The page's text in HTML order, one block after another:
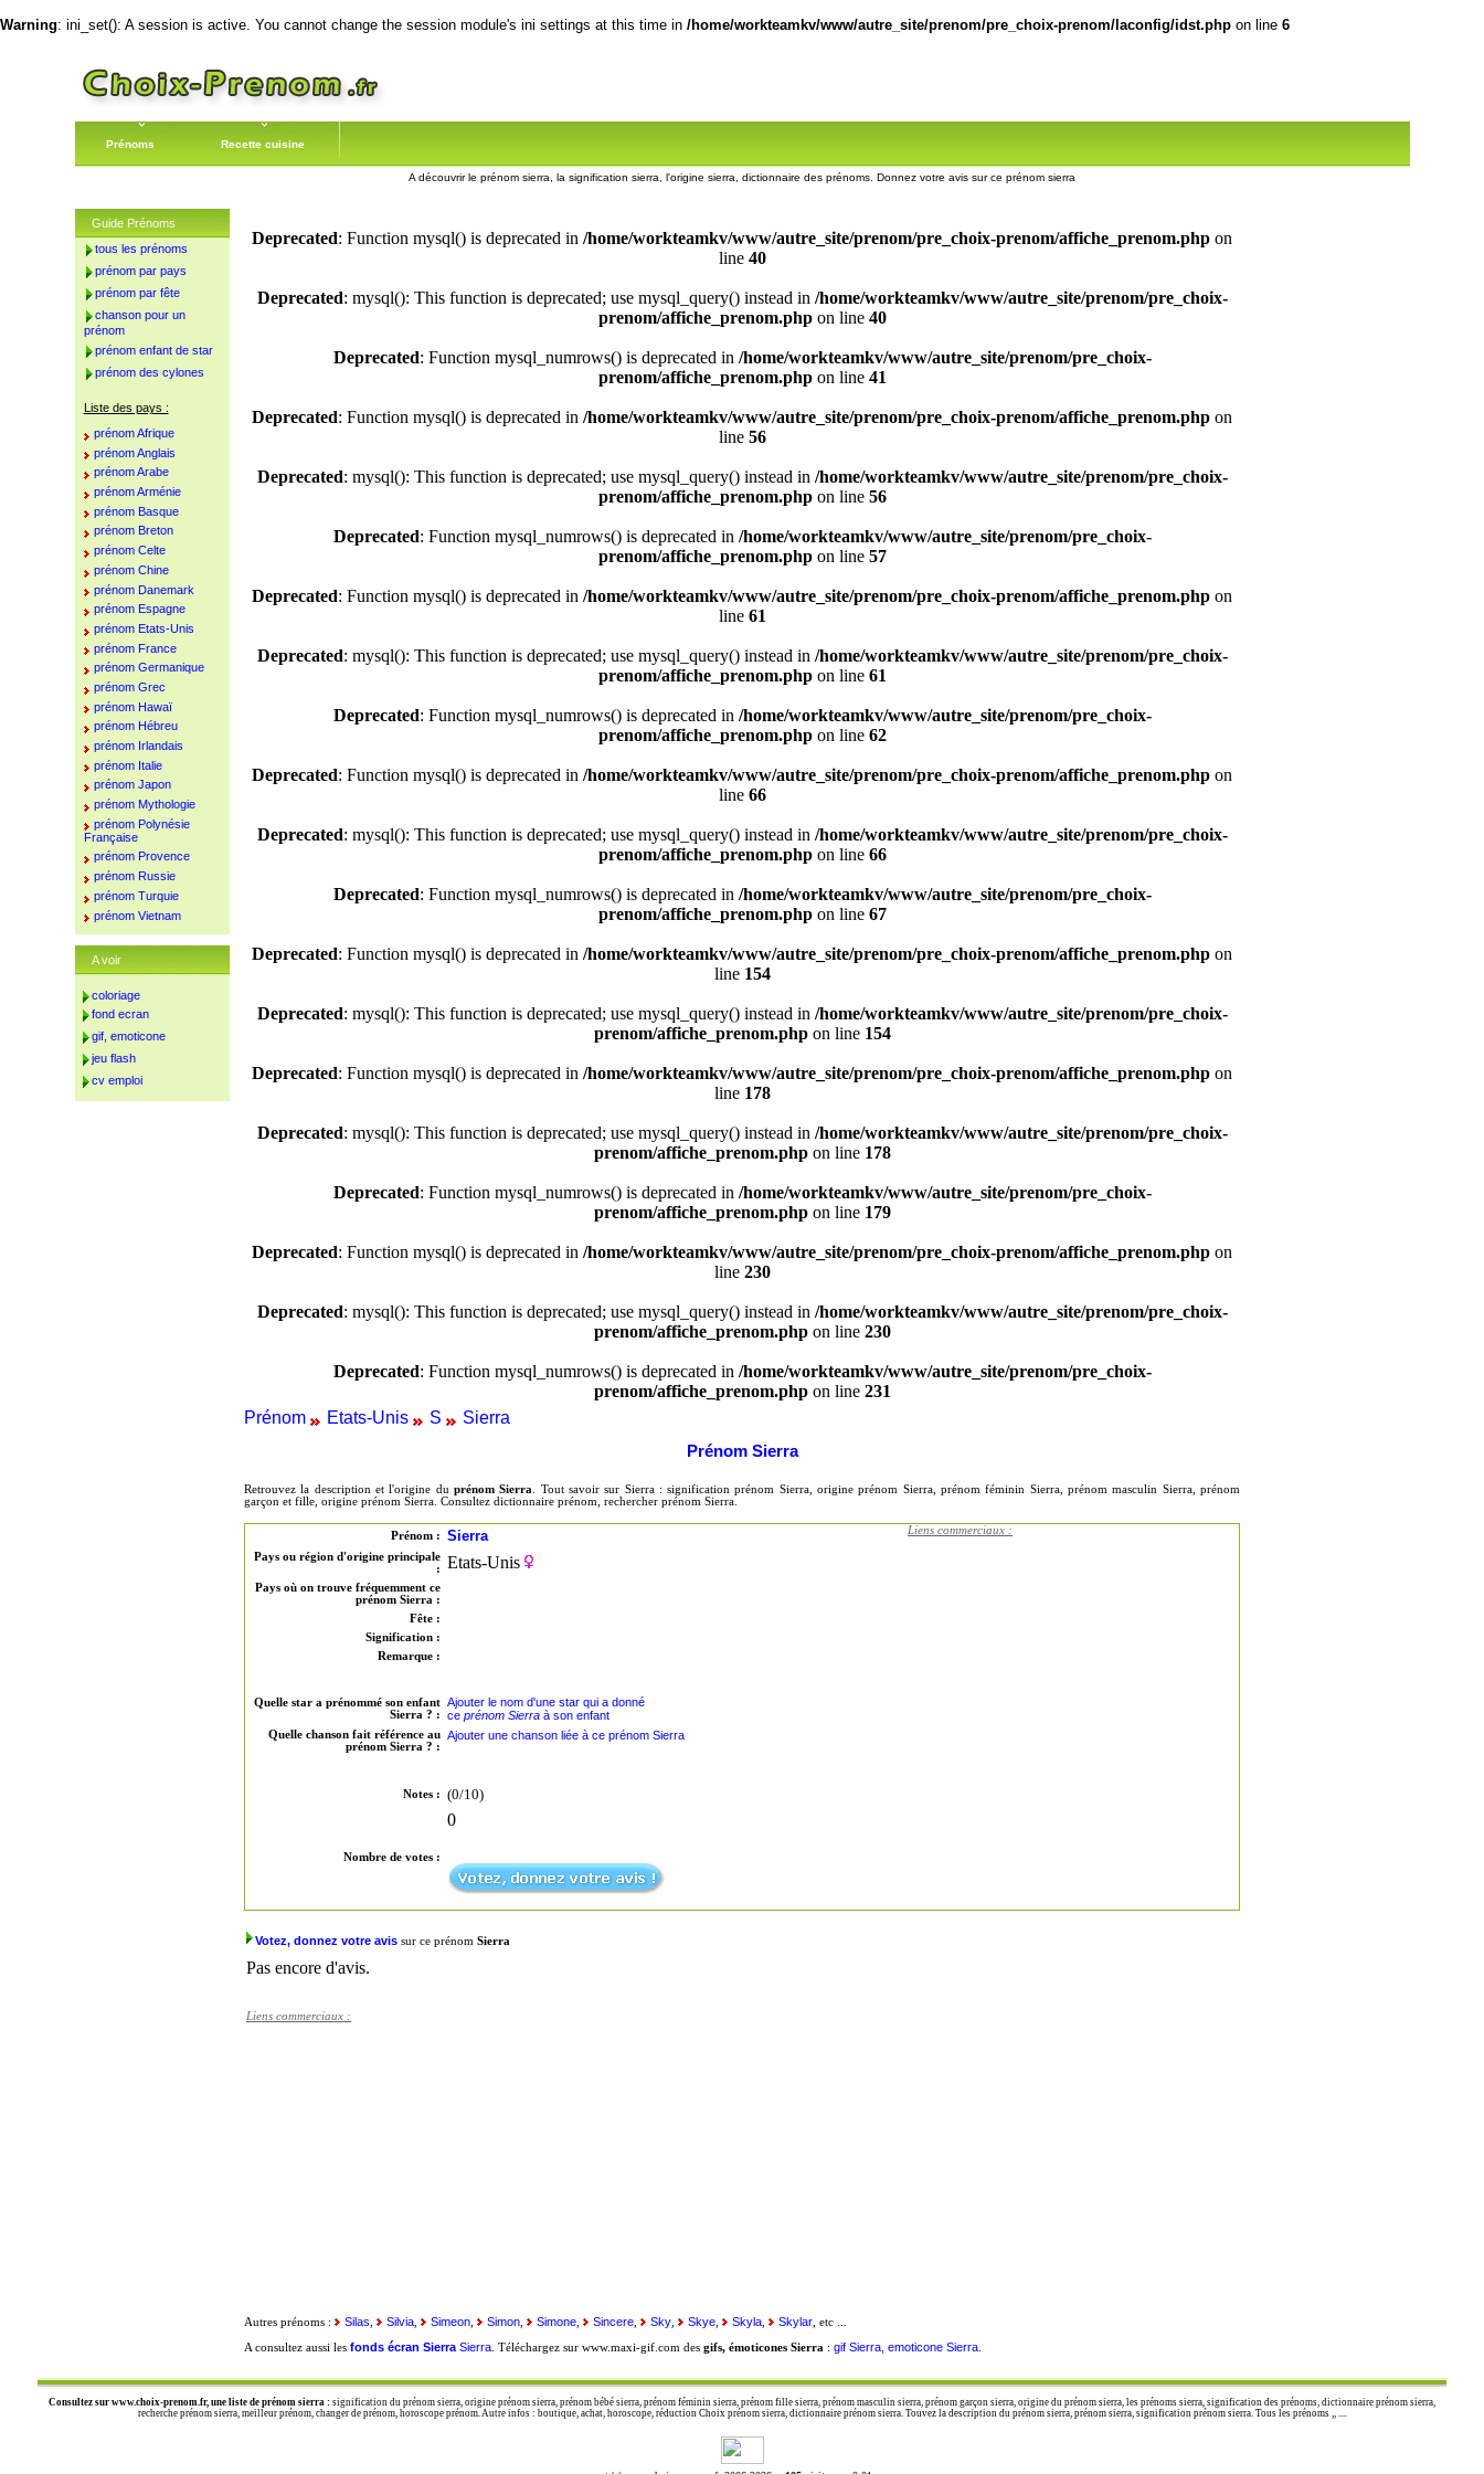
Warning: ini_set(): A session is active. You cannot change the session module's ini settings at this time in /home/workteamkv/www/autre_site/prenom/pre_choix-prenom/laconfig/idst.php on line 6
Prénoms Recette cuisine
A découvrir le prénom sierra, la signification sierra, l'origine sierra, dictionnaire des prénoms. Donnez votre avis sur ce prénom sierra
Deprecated: Function mysql() is deprecated in /home/workteamkv/www/autre_site/prenom/pre_choix-prenom/affiche_prenom.php on
line 40
Deprecated: mysql(): This function is deprecated; use mysql_query() instead in /home/workteamkv/www/autre_site/prenom/pre_choix-
prenom/affiche_prenom.phpon line 40
Deprecated: Function mysql_numrows() is deprecated in /home/workteamkv/www/autre_site/prenom/pre_choix-
prenom/affiche_prenom.phpon line 41
Deprecated: Function mysql() is deprecated in /home/workteamkv/www/autre_site/prenom/pre_choix-prenom/affiche_prenom.php on
line 56
Deprecated: mysql(): This function is deprecated; use mysql_query() instead in /home/workteamkv/www/autre_site/prenom/pre_choix-
prenom/affiche_prenom.phpon line 56
Deprecated: Function mysql_numrows() is deprecated in /home/workteamkv/www/autre_site/prenom/pre_choix-
prenom/affiche_prenom.phpon line 57
Deprecated: Function mysql() is deprecated in /home/workteamkv/www/autre_site/prenom/pre_choix-prenom/affiche_prenom.php on
line 61
Deprecated: mysql(): This function is deprecated; use mysql_query() instead in /home/workteamkv/www/autre_site/prenom/pre_choix-
prenom/affiche_prenom.phpon line 61
Deprecated: Function mysql_numrows() is deprecated in /home/workteamkv/www/autre_site/prenom/pre_choix-
prenom/affiche_prenom.phpon line 62
Deprecated: Function mysql() is deprecated in /home/workteamkv/www/autre_site/prenom/pre_choix-prenom/affiche_prenom.php on
line 66
Deprecated: mysql(): This function is deprecated; use mysql_query() instead in /home/workteamkv/www/autre_site/prenom/pre_choix-
prenom/affiche_prenom.phpon line 66
Deprecated: Function mysql_numrows() is deprecated in /home/workteamkv/www/autre_site/prenom/pre_choix-
prenom/affiche_prenom.phpon line 67
Deprecated: Function mysql() is deprecated in /home/workteamkv/www/autre_site/prenom/pre_choix-prenom/affiche_prenom.php on
line 154
Deprecated: mysql(): This function is deprecated; use mysql_query() instead in /home/workteamkv/www/autre_site/prenom/pre_choix-
prenom/affiche_prenom.phpon line 154
Deprecated: Function mysql() is deprecated in /home/workteamkv/www/autre_site/prenom/pre_choix-prenom/affiche_prenom.php on
line 178
Deprecated: mysql(): This function is deprecated; use mysql_query() instead in /home/workteamkv/www/autre_site/prenom/pre_choix-
prenom/affiche_prenom.phpon line 178
Deprecated: Function mysql_numrows() is deprecated in /home/workteamkv/www/autre_site/prenom/pre_choix-
prenom/affiche_prenom.phpon line 179
Deprecated: Function mysql() is deprecated in /home/workteamkv/www/autre_site/prenom/pre_choix-prenom/affiche_prenom.php on
line 230
Deprecated: mysql(): This function is deprecated; use mysql_query() instead in /home/workteamkv/www/autre_site/prenom/pre_choix-
prenom/affiche_prenom.phpon line 230
Deprecated: Function mysql_numrows() is deprecated in /home/workteamkv/www/autre_site/prenom/pre_choix-
prenom/affiche_prenom.phpon line 231
Prénom
Etats-Unis S Sierra
Prénom Sierra
Retrouvez la description et l'origine du prénom Sierra
. Tout savoir sur Sierra : signification prénom Sierra, origine prénom Sierra, prénom féminin Sierra, prénom masculin Sierra, prénom
garçon et fille, origine prénom Sierra. Consultez dictionnaire prénom, rechercher prénom Sierra.
Prénom : Sierra
Pays ou région d'origine principale
:
Etats-Unis
Pays où on trouve fréquemment ce
prénom Sierra :
Fête :
Signification :
Remarque :
Quelle star a prénommé son enfant
Sierra ? :
Ajouter le nom d'une star qui a donné
ce prénom Sierra à son enfant
Quelle chanson fait référence au
prénom Sierra ? :
Ajouter une chanson liée à ce prénom Sierra
Notes : (0/10)
Nombre de votes :
0
Liens commerciaux :
Votez, donnez votre avis sur ce prénom Sierra
Pas encore d'avis.
Liens commerciaux :
Autres prénoms : Silas Silvia Simeon Simon Simone Sincere Sky Skye Skyla Skylar , etc ...
A consultez aussi les fonds écran Sierra Sierra . Téléchargez sur www.maxi-gif.com des gifs, émoticones Sierra : gif Sierra, emoticone Sierra
Guide Prénoms
tous les prénoms
prénom par pays
prénom par fête
chanson pour un
prénom
prénom enfant de star
prénom des cylones
Liste des pays :
prénom Afrique
prénom Anglais
prénom Arabe
prénom Arménie
prénom Basque
prénom Breton
prénom Celte
prénom Chine
prénom Danemark
prénom Espagne
prénom Etats-Unis
prénom France
prénom Germanique
prénom Grec
prénom Hawaï
prénom Hébreu
prénom Irlandais
prénom Italie
prénom Japon
prénom Mythologie
prénom Polynésie
Française
prénom Provence
prénom Russie
prénom Turquie
prénom Vietnam
A voir
coloriage
fond ecran
gif, emoticone
jeu flash
cv emploi
Consultez sur www.choix-prenom.fr, une liste de prénom sierra : signification du prénom sierra, origine prénom sierra, prénom bébé sierra, prénom féminin sierra, prénom fille sierra, prénom masculin sierra, prénom garçon sierra, origine du prénom sierra, les prénoms sierra, signification des prénoms, dictionnaire prénom sierra,
recherche prénom sierra, meilleur prénom, changer de prénom, horoscope prénom. Autre infos : boutique, achat, horoscope, réduction Choix prénom sierra, dictionnaire prénom sierra. Touvez la description du prénom sierra, prénom sierra, signification prénom sierra. Tous les prénoms ,, ....